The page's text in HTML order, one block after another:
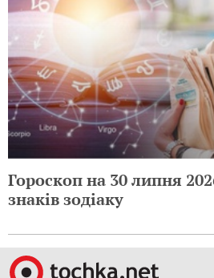
Гороскоп на 30 липня
знаків зодіаку